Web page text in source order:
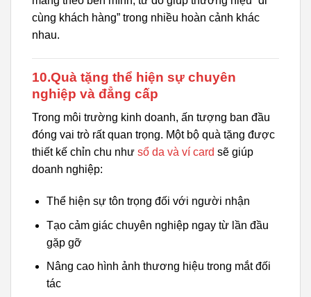
cùng khách hàng” trong nhiều hoàn cảnh khác
nhau.
10.Quà tặng thể hiện sự chuyên
nghiệp và đẳng cấp
Trong môi trường kinh doanh, ấn tượng ban đầu
đóng vai trò rất quan trọng. Một bộ quà tặng được
thiết kế chỉn chu như sổ da và ví card sẽ giúp
doanh nghiệp:
Thể hiện sự tôn trọng đối với người nhận
Tạo cảm giác chuyên nghiệp ngay từ lần đầu
gặp gỡ
Nâng cao hình ảnh thương hiệu trong mắt đối
tác